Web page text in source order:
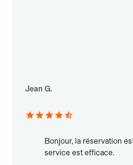
Jean G.
Bonjour, la réservation
service est efficace.